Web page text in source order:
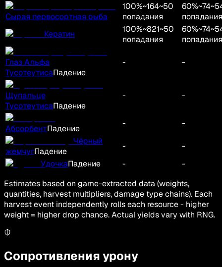
Сырая первосортная рыба
100%~164~50
попадания
60%~74~
попадания
Кератин
100%~821~50
попадания
60%~74~
попадания
Глаз Альфа
ТусотеутисаПадение
- -
Щупальце
ТусотеутисаПадение
- -
АбсорбентПадение
-
-
Чёрный
жемчугПадение
-
-
УдочкаПадение -
-
Estimates based on game-extracted data (weights,
quantities, harvest multipliers, damage type chains). Each
harvest event independently rolls each resource - higher
weight = higher drop chance. Actual yields vary with RNG.
Сопротивления урону